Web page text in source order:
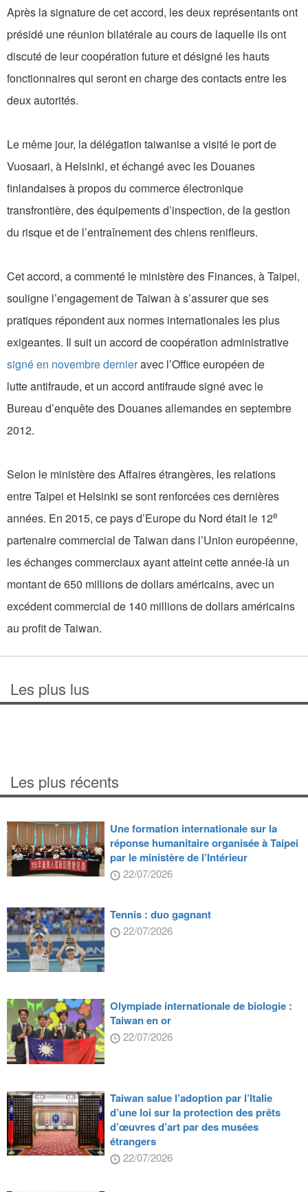
Après la signature de cet accord, les deux représentants ont
présidé une réunion bilatérale au cours de laquelle ils ont
discuté de leur coopération future et désigné les hauts
fonctionnaires qui seront en charge des contacts entre les
deux autorités.
Le même jour, la délégation taiwanise a visité le port de
Vuosaari, à Helsinki, et échangé avec les Douanes
finlandaises à propos du commerce électronique
transfrontière, des équipements d’inspection, de la gestion
du risque et de l’entraînement des chiens renifleurs.
Cet accord, a commenté le ministère des Finances, à Taipei,
souligne l’engagement de Taiwan à s’assurer que ses
pratiques répondent aux normes internationales les plus
exigeantes. Il suit un accord de coopération administrative
signé en novembre dernieravec l’Office européen de
lutte antifraude, et un accord antifraude signé avec le
Bureau d’enquête des Douanes allemandes en septembre
2012.
Selon le ministère des Affaires étrangères, les relations
entre Taipei et Helsinki se sont renforcées ces dernières
années. En 2015, ce pays d’Europe du Nord était le 12e
partenaire commercial de Taiwan dans l’Union européenne,
les échanges commerciaux ayant atteint cette année-là un
montant de 650 millions de dollars américains, avec un
excédent commercial de 140 millions de dollars américains
au profit de Taiwan.
Les plus lus
Les plus récents
Une formation internationale sur la
réponse humanitaire organisée à Taipei
par le ministère de l’Intérieur
22/07/2026
Tennis : duo gagnant
22/07/2026
Olympiade internationale de biologie :
Taiwan en or
22/07/2026
Taiwan salue l’adoption par l’Italie
d’une loi sur la protection des prêts
d’œuvres d’art par des musées
étrangers
22/07/2026